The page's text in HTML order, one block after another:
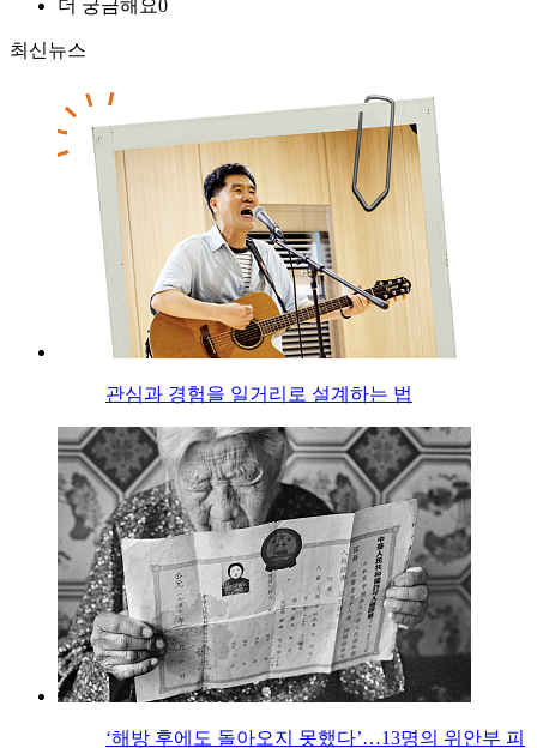
더 궁금해요0
최신뉴스
관심과 경험을 일거리로 설계하는 법
‘해방 후에도 돌아오지 못했다’…13명의 위안부 피